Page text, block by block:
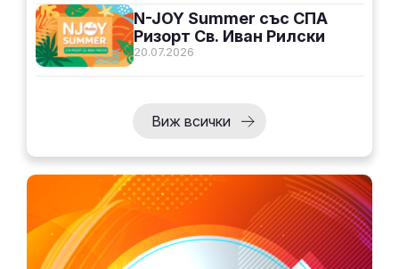
20.07.2026
N-JOY Summer със СПА
Ризорт Св. Иван Рилски
Виж всички